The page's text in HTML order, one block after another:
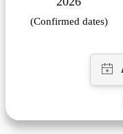
(Confirmed dates)